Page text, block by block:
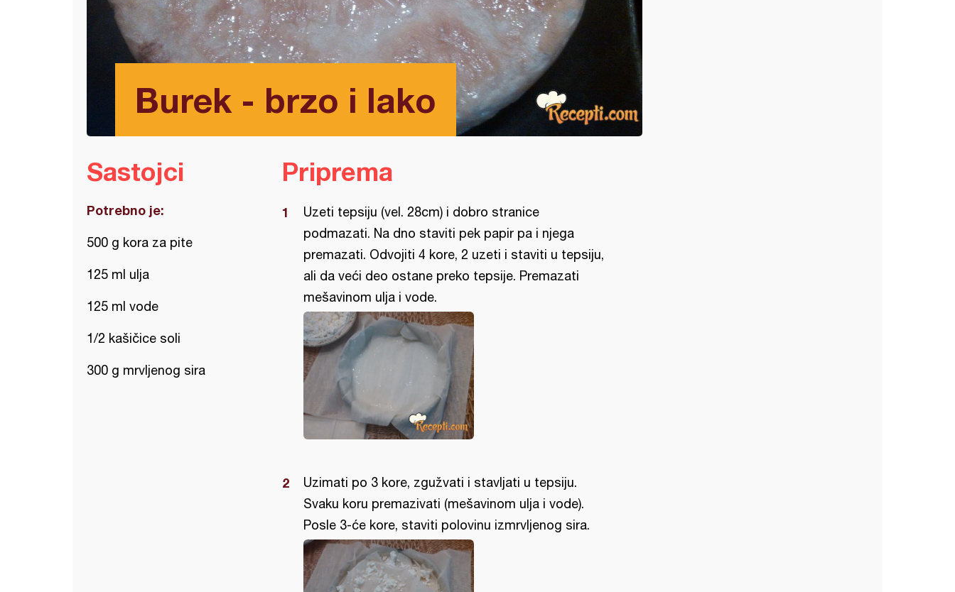
Burek - brzo i lako
Sastojci
Potrebno je:
500 g kora za pite
125 ml ulja
125 ml vode
1/2 kašičice soli
300 g mrvljenog sira
Priprema
Uzeti tepsiju (vel. 28cm) i dobro stranice
podmazati. Na dno staviti pek papir pa i njega
premazati. Odvojiti 4 kore, 2 uzeti i staviti u tepsiju,
ali da veći deo ostane preko tepsije. Premazati
mešavinom ulja i vode.
Uzimati po 3 kore, zgužvati i stavljati u tepsiju.
Svaku koru premazivati (mešavinom ulja i vode).
Posle 3-će kore, staviti polovinu izmrvljenog sira.